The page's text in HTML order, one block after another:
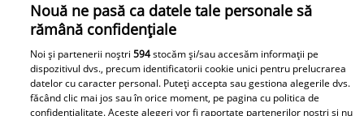
Nouă ne pasă ca datele tale personale să
rămână confidențiale
Noi și partenerii noștri594stocăm și/sau accesăm informații pe
dispozitivul dvs., precum identificatorii cookie unici pentru prelucrarea
datelor cu caracter personal. Puteți accepta sau gestiona alegerile dvs.
făcând clic mai jos sau în orice moment, pe pagina cu politica de
confidențialitate. Aceste alegeri vor fi raportate partenerilor noștri și nu